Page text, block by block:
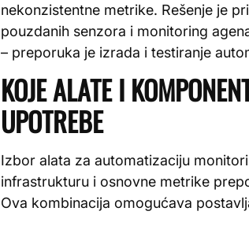
nekonzistentne metrike. Rešenje je
pouzdanih senzora i monitoring
– preporuka je izrada i testiranje
KOJE ALATE I
UPOTREBE
Izbor alata za automatizaciju
infrastrukturu i osnovne metrike
Ova kombinacija omogućava